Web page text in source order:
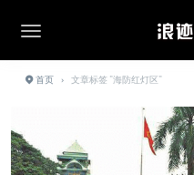
首页 › 文章标签 "海防红灯区"